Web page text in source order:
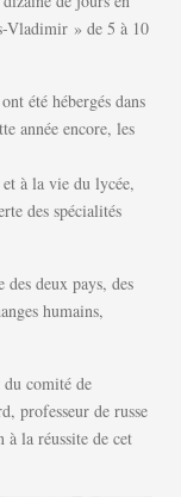
Vladimir » de 5 à 10
été hébergés dans
année encore, les
à la vie du lycée,
des spécialités
des deux pays, des
humains,
comité de
professeur de russe
la réussite de cet